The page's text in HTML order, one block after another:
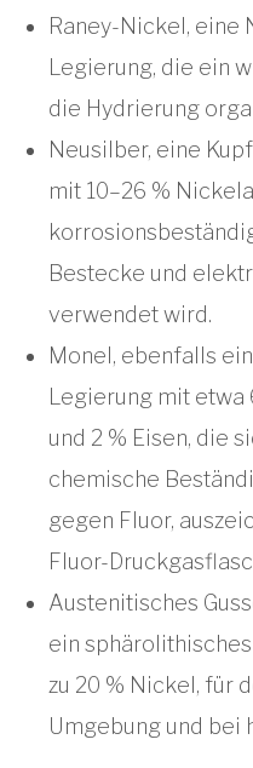
Raney-Nickel, eine
Legierung, die ein
die Hydrierung
Neusilber, eine
mit 10–26 %
Bestecke und
verwendet wird.
Monel, ebenfalls
Legierung mit etwa
und 2 % Eisen, die
chemische
gegen Fluor,
Fluor-
Austenitisches
ein
zu 20 % Nickel, für
Umgebung und bei